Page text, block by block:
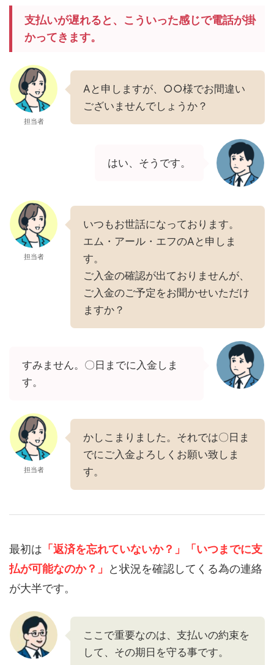
支払いが遅れると、こういった感じで電話が掛
かってきます。
担当者
Aと申しますが、○○様でお間違い
ございませんでしょうか？
はい、そうです。
担当者
いつもお世話になっております。
エム・アール・エフのAと申しま
す。
ご入金の確認が出ておりませんが、
ご入金のご予定をお聞かせいただけ
ますか？
すみません。〇日までに入金しま
す。
担当者
かしこまりました。それでは〇日ま
でにご入金よろしくお願い致しま
す。
最初は 「返済を忘れていないか？」
「いつまでに支
払が可能なのか？」
と状況を確認してくる為の連絡
が大半です。
ここで重要なのは、支払いの約束を
して、その期日を守る事です。